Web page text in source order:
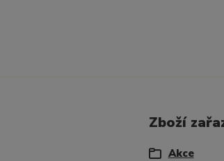
Zboží
Akce